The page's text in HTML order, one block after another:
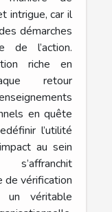
intrigue, car il
démarches
de l’action.
riche en
retour
en quête
l’utilité
au sein
de vérification
un véritable